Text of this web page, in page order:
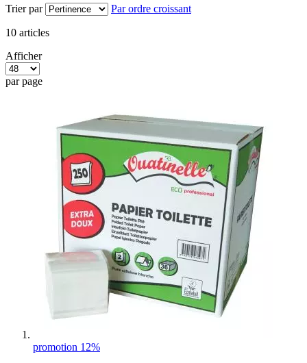
Trier par Par ordre croissant
10 articles
Afficher
par page
promotion 12%